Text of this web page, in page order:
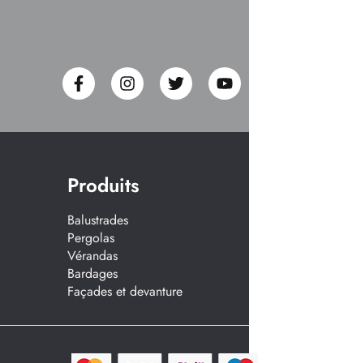
Produits
Balustrades
Pergolas
Vérandas
Bardages
Façades et devanture